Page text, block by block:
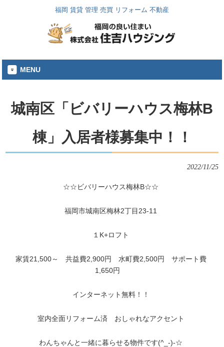
福岡 賃貸 管理 売買 リフォーム 不動産
MENU
城南区「ビバリーハウス梅林B
棟」入居者様募集中！！
2022/11/25
☆☆ビバリーハウス梅林B☆☆
福岡市城南区梅林2丁目23-11
１K+ロフト
家賃21,500～ 共益費2,900円 水町費2,500円 サポート費
1,650円
インターネット無料！！
室内全面リフォーム済 おしゃれなアクセント
わんちゃんと一緒に暮らせる物件です(^_-)-☆